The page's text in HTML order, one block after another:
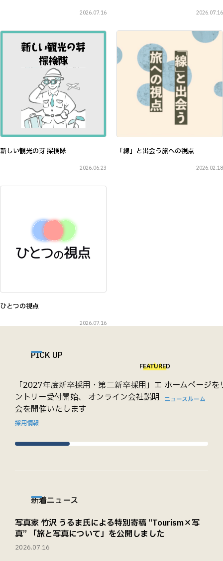
2026.07.16 2026.07.16
新しい観光の芽 探検隊
2026.06.23
「線」と出会う旅への視点
2026.02.18
ひとつの視点
2026.07.16
PICK UP
FEATURED
「2027年度新卒採用・第二新卒採用」エ
ントリー受付開始、 オンライン会社説明
会を開催いたします
採用情報
ホームページ
ニュースルーム
新着ニュース
写真家 竹沢 うるま氏による特別寄稿 “Tourism×写
真” 「旅と写真について」を公開しました
2026.07.16